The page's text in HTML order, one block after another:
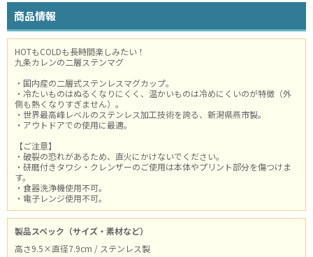
商品情報
HOTもCOLDも長時間楽しみたい！
九条カレンの二層ステンマグ
・国内産の二層式ステンレスマグカップ。
・冷たいものはぬるくなりにくく、温かいものは冷めにくいのが特徴（外
側も熱くなりすぎません）。
・世界最高峰レベルのステンレス加工技術を誇る、新潟県燕市製。
・アウトドアでの使用に最適。
【ご注意】
・破裂の恐れがあるため、直火にかけないでください。
・研磨付きタワシ・クレンザーのご使用は本体やプリント部分を傷つけま
す。
・食器洗浄機使用不可。
・電子レンジ使用不可。
製品スペック（サイズ・素材など）
高さ9.5×直径7.9cm / ステンレス製